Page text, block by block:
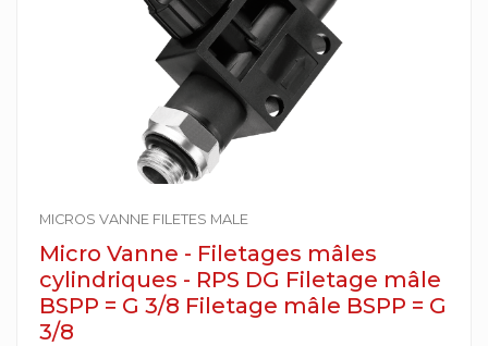
MICROS VANNE FILETES MALE
Micro Vanne - Filetages mâles
cylindriques - RPS DG Filetage mâle
BSPP = G 3/8 Filetage mâle BSPP = G
3/8